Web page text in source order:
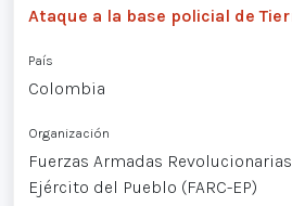
Ataque a la base policial de
País
Colombia
Organización
Fuerzas Armadas
Ejército del Pueblo (FARC-EP)